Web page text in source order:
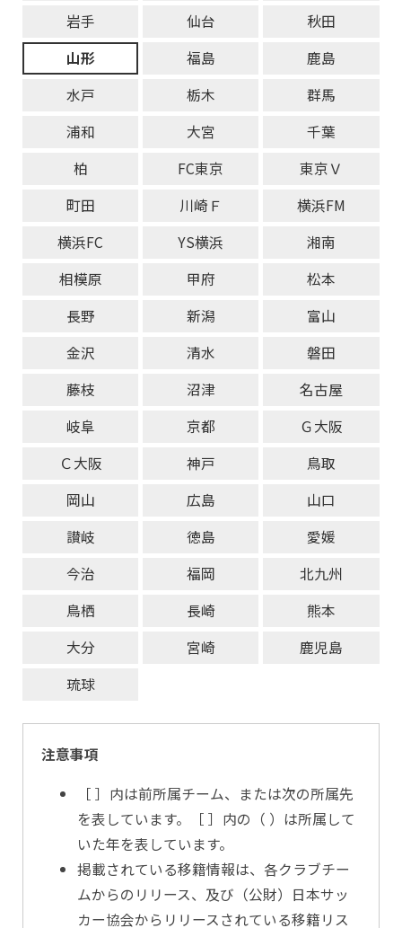
岩手
仙台
秋田
山形
福島
鹿島
水戸
栃木
群馬
浦和
大宮
千葉
柏
FC東京
東京Ｖ
町田
川崎Ｆ
横浜FM
横浜FC
YS横浜
湘南
相模原
甲府
松本
長野
新潟
富山
金沢
清水
磐田
藤枝
沼津
名古屋
岐阜
京都
Ｇ大阪
Ｃ大阪
神戸
鳥取
岡山
広島
山口
讃岐
徳島
愛媛
今治
福岡
北九州
鳥栖
長崎
熊本
大分
宮崎
鹿児島
琉球
注意事項
［ ］内は前所属チーム、または次の所属先
を表しています。［ ］内の（ ）は所属して
いた年を表しています。
掲載されている移籍情報は、各クラブチー
ムからのリリース、及び（公財）日本サッ
カー協会からリリースされている移籍リス